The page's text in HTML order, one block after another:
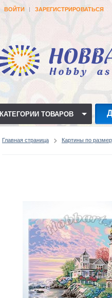
ВОЙТИ ЗАРЕГИСТРИРОВАТЬСЯ
КАТЕГОРИИ ТОВАРОВ
Главная страница Картины по